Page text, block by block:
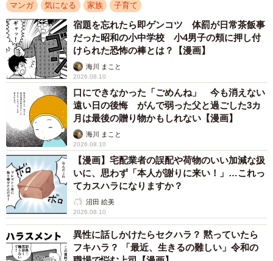
ジェントルマン（提供：るしこさん）
男性の反応に戦々恐々としたるしこさんでしたが、顔を
上げた男性はにっこり。「おかわり要るか？」と財布をス
ッと出したのでした。
男性の対応に「い、イケメンだぁ！！」「おじいちゃ
ん かっこええ！ ジェントルマン」とコメントが集ま
り、ツイートは１０.２万以上の“いいね”がつきました。
「こんなに可愛く報告されたら、おかわりごちそうしたく
なりますよ！おばちゃんからもスッ。（財布を取り出す
音）」
「ケーキも食べるかい？そちらのママさんの分も…(つ*
´ω`*)つスッ」
マンガ 気になる 家族 子育て
宿題を忘れたら即ゲンコツ 体罰が日常茶飯事
だった昭和の小中学校 小4男子の頬に押し付
けられた恐怖の棒とは？【漫画】
海川 まこと
2026.08.10
口にできなかった「ごめんね」 今も消えない
遠い日の後悔 がんで弱った父と過ごした3カ
月は最後の贈り物かもしれない【漫画】
海川 まこと
2026.08.10
【漫画】宅配業者の誤配や荷物のいい加減な扱
いに、思わず「本人が謝りに来い！」…これっ
てカスハラになりますか？
沼田 絵美
2026.08.10
異性に話しかけたらセクハラ？ 黙っていたら
フキハラ？ 「最近、生きるの難しい」令和の